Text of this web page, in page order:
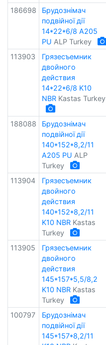
186698
Брудознімач
подвійної дії
14*22*6/8 A205
PU ALP Turkey
113903
Грязесъемник
двойного
действия
14*22*6/8 K10
NBR Kastas Turkey
188088
Брудознімач
подвійної дії
140*152*8,2/11
A205 PU ALP
Turkey
113904
Грязесъемник
двойного
действия
140*152*8,2/11
K10 NBR Kastas
Turkey
113905
Грязесъемник
двойного
действия
145*157*5,5/8,2
K10 NBR Kastas
Turkey
100797
Брудознімач
подвійної дії
145*157*8,2/11